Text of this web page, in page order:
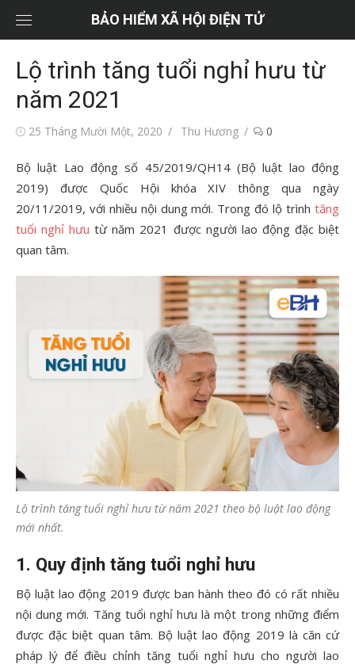
BẢO HIỂM XÃ HỘI ĐIỆN TỬ
Lộ trình tăng tuổi nghỉ hưu từ
năm 2021
Đăng25 Tháng Mười Một, 2020
Tác
Thu Hương 0
Bộ luật Lao động số 45/2019/QH14 (Bộ luật lao động
2019) được Quốc Hội khóa XIV thông qua ngày
20/11/2019, với nhiều nội dung mới. Trong đó lộ trình tăng
tuổi nghỉ hưu từ năm 2021 được người lao động đặc biệt
quan tâm.
Lộ trình tăng tuổi nghỉ hưu từ năm 2021 theo bộ luật lao động
mới nhất.
1. Quy định tăng tuổi nghỉ hưu
Bộ luật lao động 2019 được ban hành theo đó có rất nhiều
nội dung mới. Tăng tuổi nghỉ hưu là một trong những điểm
được đặc biệt quan tâm. Bộ luật lao động 2019 là căn cứ
pháp lý để điều chỉnh tăng tuổi nghỉ hưu cho người lao